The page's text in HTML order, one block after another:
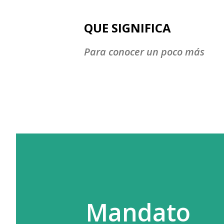
QUE SIGNIFICA
Para conocer un poco más
Mandato